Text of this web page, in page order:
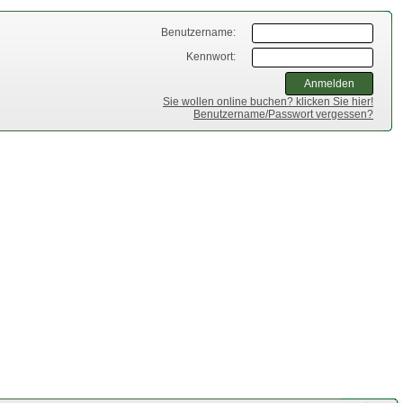
Benutzername:
Kennwort:
Sie wollen online buchen? klicken Sie hier!
Benutzername/Passwort vergessen?